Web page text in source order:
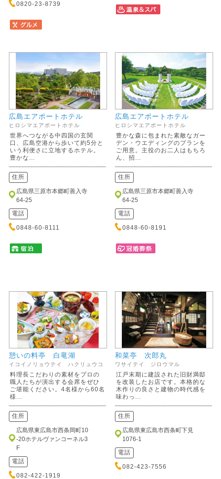
0820-23-8739
広島エアポートホテル
ヒロシマエアポートホテル
世界へつながる中四国の玄関
口、広島空港から歩いて約5分と
いう利便さに立地するホテル。
豊かな...
住所
広島県三原市本郷町善入寺
64-25
電話
0848-60-8111
広島エアポートホテル
ヒロシマエアポートホテル
豊かな森に包まれた素敵なガー
デン・ウエディングのプランを
ご用意。主役のお二人はもちろ
ん、招...
住所
広島県三原市本郷町善入寺
64-25
電話
0848-60-8191
憩いの料亭 白竜湖
イコイノリョウテイ ハクリュウコ
料理長こだわりの素材をプロの
職人たちが演出する会席をぜひ
ご堪能ください。4名様から60名
様...
住所
広島県東広島市西条岡町10
-20ホテルヴァンコーネル3
F
電話
082-422-1919
和菜亭 次郎丸
ワサイテイ ジロウマル
江戸末期に建設された旧財満邸
を改装したお店です。本格的な
木作りの良さと建物の時代感を
味わっ...
住所
広島県東広島市西条町下見
1076-1
電話
082-423-7556